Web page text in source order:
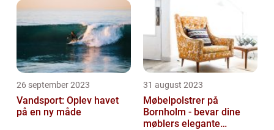
26 september 2023
Vandsport: Oplev havet
på en ny måde
31 august 2023
Møbelpolstrer på
Bornholm - bevar dine
møblers elegante